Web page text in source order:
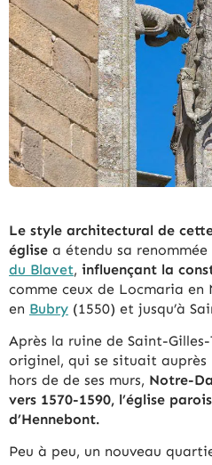
Le style architectural de
église a étendu sa
du Blavet, influençant la
comme ceux de Locmaria en
en Bubry (1550) et jusqu’à
Après la ruine de Saint-
originel, qui se situait
hors de de ses murs, Notre-
vers 1570-1590, l’église
d’Hennebont.
Peu à peu, un nouveau